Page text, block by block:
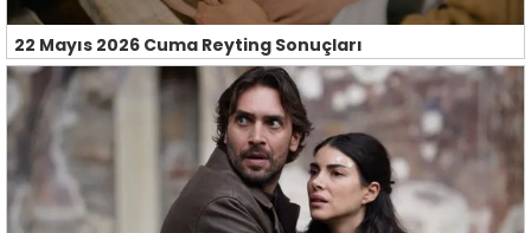
22 Mayıs 2026 Cuma Reyting Sonuçları